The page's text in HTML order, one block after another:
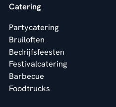
Catering
Partycatering
Bruiloften
Bedrijfsfeesten
Festivalcatering
Barbecue
Foodtrucks